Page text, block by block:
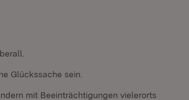
Glückssache sein.
mit Beeinträchtigungen vielerorts